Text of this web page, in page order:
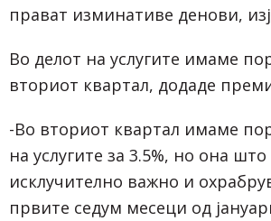
прават изминативе денови,
Во делот на услугите имаме
вториот квартал, додаде
-Во вториот квартал имаме
на услугите за 3.5%, но она
исклучително важно и
првите седум месеци од